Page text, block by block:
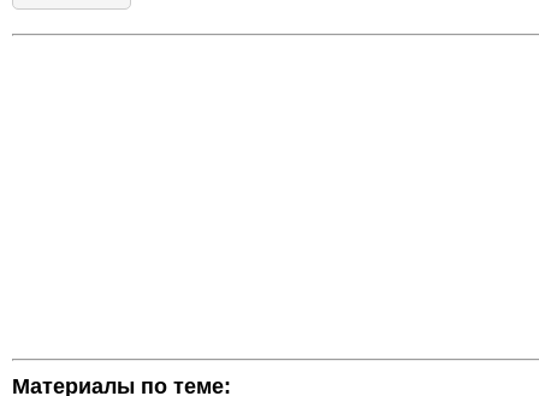
Материалы по теме: